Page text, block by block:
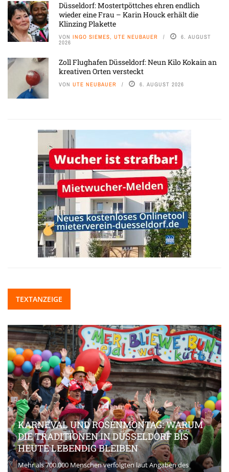
Düsseldorf: Mostertpöttches ehren endlich
wieder eine Frau – Karin Houck erhält die
Klinzing Plakette
VON INGO SIEMES, UTE NEUBAUER 6. AUGUST
2026
Zoll Flughafen Düsseldorf: Neun Kilo Kokain an
kreativen Orten versteckt
VON UTE NEUBAUER 6. AUGUST 2026
TEXTANZEIGE
KARNEVAL UND ROSENMONTAG: WARUM
DIE TRADITIONEN IN DÜSSELDORF BIS
HEUTE LEBENDIG BLEIBEN
Mehr als 700.000 Menschen verfolgten laut Angaben des